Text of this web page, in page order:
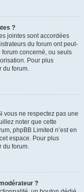
?
jointes sont accordées
du forum ont peut-
concerné, ou seuls
Pour plus
du forum.
vous ne respectez pas une
noter que cette
phpBB Limited n’est en
espace. Pour plus
du forum.
?